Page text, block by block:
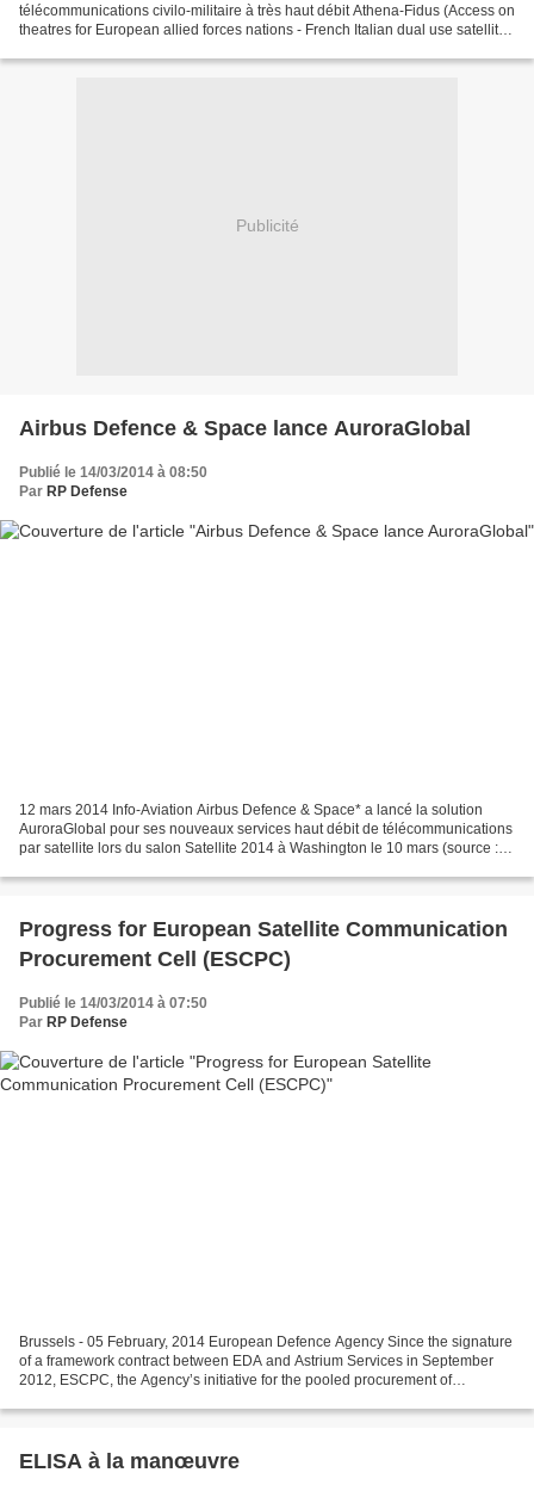
télécommunications civilo-militaire à très haut débit Athena-Fidus (Access on
theatres for European allied forces nations - French Italian dual use satellite)
Publicité
Airbus Defence & Space lance AuroraGlobal
Publié le 14/03/2014 à 08:50
Par RP Defense
12 mars 2014 Info-Aviation Airbus Defence & Space* a lancé la solution
AuroraGlobal pour ses nouveaux services haut débit de télécommunications
par satellite lors du salon Satellite 2014 à Washington le 10 mars (source :
Progress for European Satellite Communication
Procurement Cell (ESCPC)
Publié le 14/03/2014 à 07:50
Par RP Defense
Brussels - 05 February, 2014 European Defence Agency Since the signature
of a framework contract between EDA and Astrium Services in September
2012, ESCPC, the Agency’s initiative for the pooled procurement of
ELISA à la manœuvre